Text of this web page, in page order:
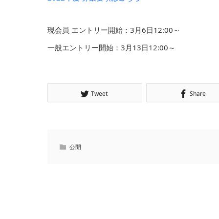
現会員 エントリー開始：3月6日12:00～
一般エントリー開始：3月13日12:00～
Tweet Share
公開